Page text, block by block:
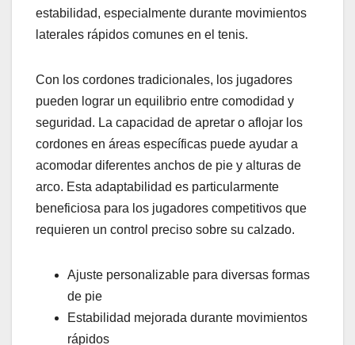
estabilidad, especialmente durante movimientos
laterales rápidos comunes en el tenis.
Con los cordones tradicionales, los jugadores
pueden lograr un equilibrio entre comodidad y
seguridad. La capacidad de apretar o aflojar los
cordones en áreas específicas puede ayudar a
acomodar diferentes anchos de pie y alturas de
arco. Esta adaptabilidad es particularmente
beneficiosa para los jugadores competitivos que
requieren un control preciso sobre su calzado.
Ajuste personalizable para diversas formas
de pie
Estabilidad mejorada durante movimientos
rápidos